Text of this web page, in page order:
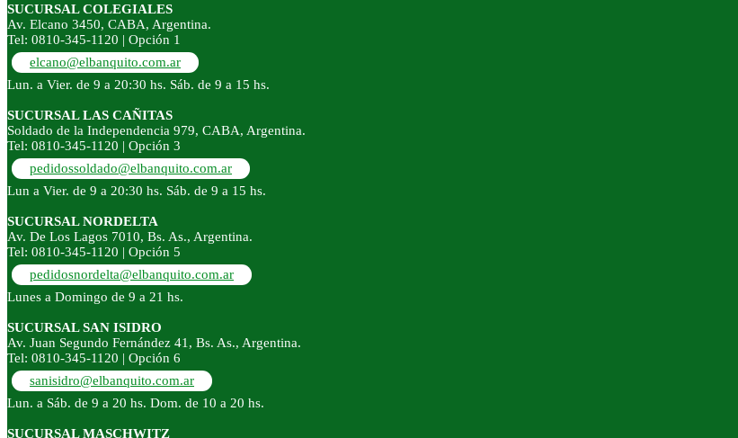
SUCURSAL COLEGIALES
Av. Elcano 3450, CABA, Argentina.
Tel: 0810-345-1120 | Opción 1
elcano@elbanquito.com.ar
Lun. a Vier. de 9 a 20:30 hs. Sáb. de 9 a 15 hs.
SUCURSAL LAS CAÑITAS
Soldado de la Independencia 979, CABA, Argentina.
Tel: 0810-345-1120 | Opción 3
pedidossoldado@elbanquito.com.ar
Lun a Vier. de 9 a 20:30 hs. Sáb. de 9 a 15 hs.
SUCURSAL NORDELTA
Av. De Los Lagos 7010, Bs. As., Argentina.
Tel: 0810-345-1120 | Opción 5
pedidosnordelta@elbanquito.com.ar
Lunes a Domingo de 9 a 21 hs.
SUCURSAL SAN ISIDRO
Av. Juan Segundo Fernández 41, Bs. As., Argentina.
Tel: 0810-345-1120 | Opción 6
sanisidro@elbanquito.com.ar
Lun. a Sáb. de 9 a 20 hs. Dom. de 10 a 20 hs.
SUCURSAL MASCHWITZ